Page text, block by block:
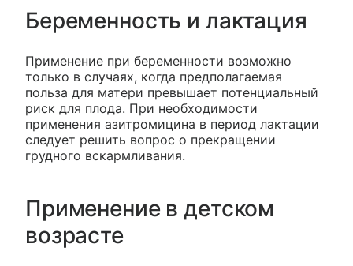
Беременность и лактация
Применение при беременности возможно
только в случаях, когда предполагаемая
польза для матери превышает потенциальный
риск для плода. При необходимости
применения азитромицина в период лактации
следует решить вопрос о прекращении
грудного вскармливания.
Применение в детском
возрасте